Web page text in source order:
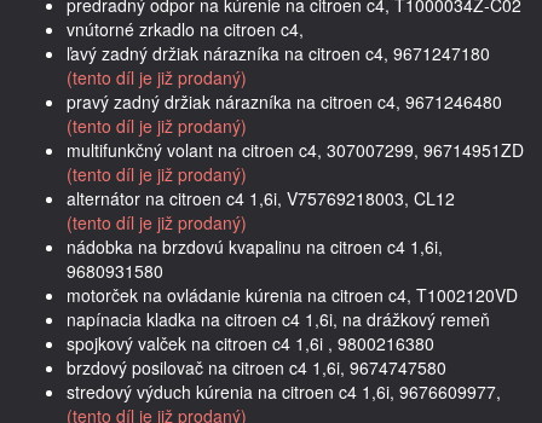
vnútorné zrkadlo na citroen c4,
ľavý zadný držiak nárazníka na citroen c4, 9671247180
(tento díl je již prodaný)
pravý zadný držiak nárazníka na citroen c4, 9671246480
(tento díl je již prodaný)
multifunkčný volant na citroen c4, 307007299, 96714951ZD
(tento díl je již prodaný)
alternátor na citroen c4 1,6i, V75769218003, CL12
(tento díl je již prodaný)
nádobka na brzdovú kvapalinu na citroen c4 1,6i,
9680931580
motorček na ovládanie kúrenia na citroen c4, T1002120VD
napínacia kladka na citroen c4 1,6i, na drážkový remeň
spojkový valček na citroen c4 1,6i , 9800216380
brzdový posilovač na citroen c4 1,6i, 9674747580
stredový výduch kúrenia na citroen c4 1,6i, 9676609977,
(tento díl je již prodaný)